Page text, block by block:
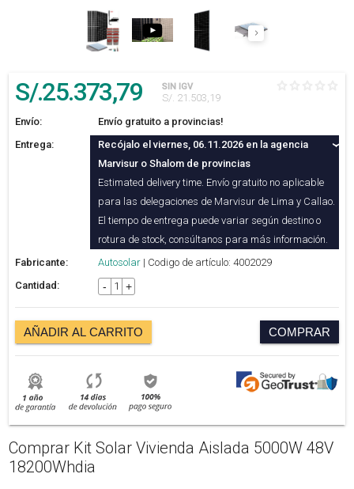
S/.25.373,79 SIN IGV
S/. 21.503,19
Envío:
Envío gratuito a provincias!
Entrega:
Recójalo el viernes, 06.11.2026 en la agencia
Marvisur o Shalom de provincias
Estimated delivery time. Envío gratuito no aplicable
para las delegaciones de Marvisur de Lima y Callao.
El tiempo de entrega puede variar según destino o
rotura de stock, consúltanos para más información.
Fabricante:
Autosolar | Codigo de artículo: 4002029
Cantidad:
- +
AÑADIR AL CARRITO COMPRAR
Comprar Kit Solar Vivienda Aislada 5000W 48V
18200Whdia